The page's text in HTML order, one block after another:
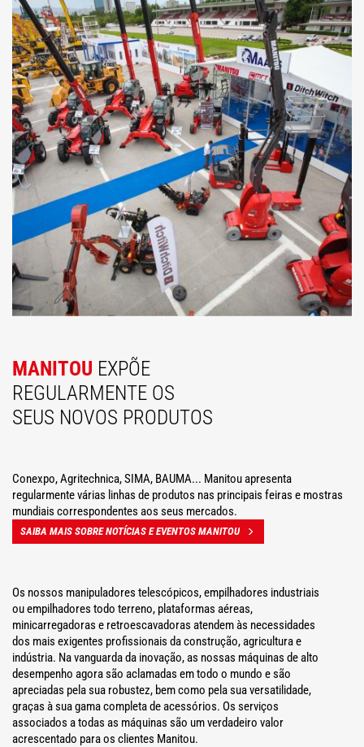
MANITOU EXPÕE
REGULARMENTE OS
SEUS NOVOS PRODUTOS
Conexpo, Agritechnica, SIMA, BAUMA... Manitou apresenta
regularmente várias linhas de produtos nas principais feiras e mostras
mundiais correspondentes aos seus mercados.
SAIBA MAIS SOBRE NOTÍCIAS E EVENTOS MANITOU
Os nossos manipuladores telescópicos, empilhadores industriais
ou empilhadores todo terreno, plataformas aéreas,
minicarregadoras e retroescavadoras atendem às necessidades
dos mais exigentes profissionais da construção, agricultura e
indústria. Na vanguarda da inovação, as nossas máquinas de alto
desempenho agora são aclamadas em todo o mundo e são
apreciadas pela sua robustez, bem como pela sua versatilidade,
graças à sua gama completa de acessórios. Os serviços
associados a todas as máquinas são um verdadeiro valor
acrescentado para os clientes Manitou.